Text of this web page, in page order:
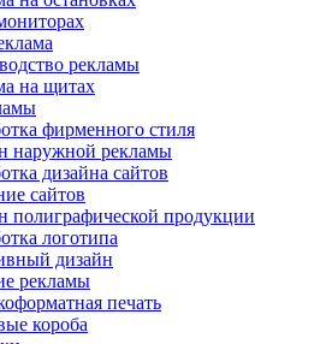
рекламы
на щитах
фирменного стиля
наружной рекламы
дизайна сайтов
сайтов
полиграфической продукции
логотипа
дизайн
рекламы
печать
короба